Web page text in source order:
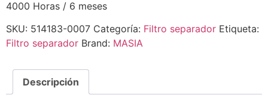
4000 Horas / 6 meses
SKU: 514183-0007 Categoría: Filtro separador Etiqueta:
Filtro separador Brand: MASIA
Descripción